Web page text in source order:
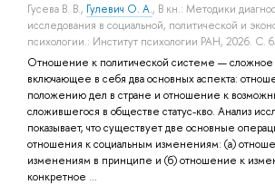
Гусева В. В., Гулевич О. А., В кн.: Методики
исследования в социальной, политической и
психологии.: Институт психологии РАН, 2026. С.
Отношение к политической системе —
включающее в себя два основных аспекта:
положению дел в стране и отношение к
сложившегося в обществе статус-кво. Анализ
показывает, что существует две основные
отношения к социальным изменениям: (а)
изменениям в принципе и (б) отношение к
конкретное ...